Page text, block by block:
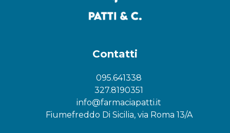
Contatti
095.641338
327.8190351
info@farmaciapatti.it
Fiumefreddo Di Sicilia, via Roma 13/A